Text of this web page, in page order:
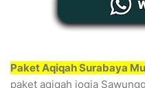
Paket Aqiqah Surabaya
paket aqiqah jogja